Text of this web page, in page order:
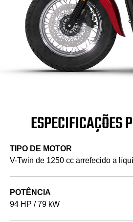
ESPECIFICAÇÕES
TIPO DE MOTOR
V-Twin de 1250 cc arrefecido a
POTÊNCIA
94 HP / 79 kW